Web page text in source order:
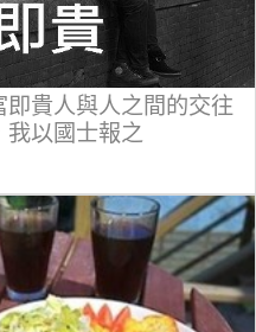
貴人與人之間的交往
以國士報之